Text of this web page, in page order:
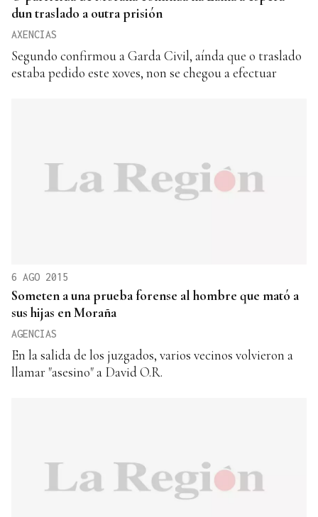
dun traslado a outra prisión
AXENCIAS
Segundo confirmou a Garda Civil, aínda que o traslado
estaba pedido este xoves, non se chegou a efectuar
6 AGO 2015
Someten a una prueba forense al hombre que mató a
sus hijas en Moraña
AGENCIAS
En la salida de los juzgados, varios vecinos volvieron a
llamar "asesino" a David O.R.